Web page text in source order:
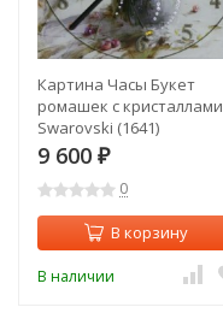
Картина Часы Букет
ромашек с кристаллами
Swarovski (1641)
9 600 ₽
0
В корзину
В наличии